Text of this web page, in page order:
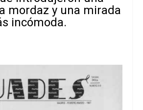
mordaz y una mirada
incómoda.